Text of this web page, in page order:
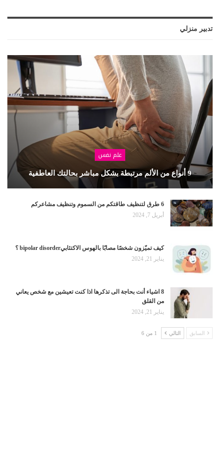
تدبير منزلي
علم نفس
9 أنواع من الألم مرتبطة بشكل مباشر بحالتك العاطفية
6 طرق لتنظيف طاقتكم من السموم وتنظيف مشاعركم
أبريل 7, 2024
كيف تميّزون شخصًا مصابًا بالهوس الاكتئابيbipolar disorder ؟
يناير 21, 2024
8 اشياء أنت بحاجة الى تذكرها اذا كنت تعيشين مع شخص يعاني
من القلق
يناير 21, 2024
السابق التالي 1 من 6